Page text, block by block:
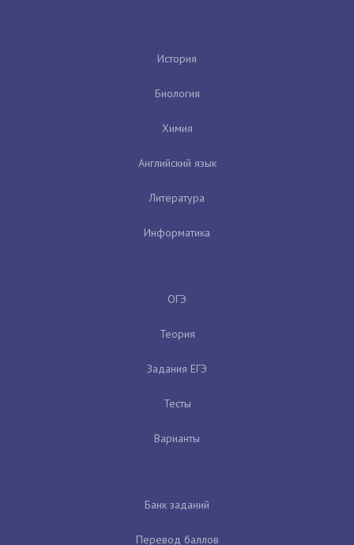
История
Биология
Химия
Английский язык
Литература
Информатика
ОГЭ
Теория
Задания ЕГЭ
Тесты
Варианты
Банк заданий
Перевод баллов